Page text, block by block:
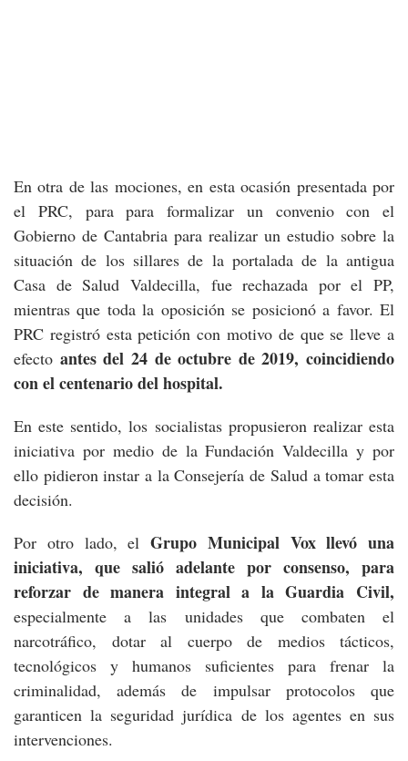
En otra de las mociones, en esta ocasión presentada por
el PRC, para para formalizar un convenio con el
Gobierno de Cantabria para realizar un estudio sobre la
situación de los sillares de la portalada de la antigua
Casa de Salud Valdecilla, fue rechazada por el PP,
mientras que toda la oposición se posicionó a favor. El
PRC registró esta petición con motivo de que se lleve a
efecto antes del 24 de octubre de 2019, coincidiendo
con el centenario del hospital.
En este sentido, los socialistas propusieron realizar esta
iniciativa por medio de la Fundación Valdecilla y por
ello pidieron instar a la Consejería de Salud a tomar esta
decisión.
Por otro lado, el Grupo Municipal Vox llevó una
iniciativa, que salió adelante por consenso, para
reforzar de manera integral a la Guardia Civil,
especialmente a las unidades que combaten el
narcotráfico, dotar al cuerpo de medios tácticos,
tecnológicos y humanos suficientes para frenar la
criminalidad, además de impulsar protocolos que
garanticen la seguridad jurídica de los agentes en sus
intervenciones.